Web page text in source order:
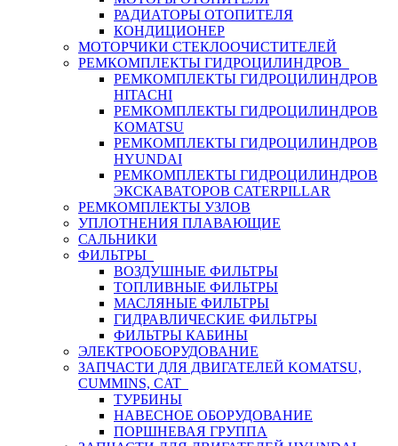
РАДИАТОРЫ ОТОПИТЕЛЯ
КОНДИЦИОНЕР
МОТОРЧИКИ СТЕКЛООЧИСТИТЕЛЕЙ
РЕМКОМПЛЕКТЫ ГИДРОЦИЛИНДРОВ
РЕМКОМПЛЕКТЫ ГИДРОЦИЛИНДРОВ
HITACHI
РЕМКОМПЛЕКТЫ ГИДРОЦИЛИНДРОВ
KOMATSU
РЕМКОМПЛЕКТЫ ГИДРОЦИЛИНДРОВ
HYUNDAI
РЕМКОМПЛЕКТЫ ГИДРОЦИЛИНДРОВ
ЭКСКАВАТОРОВ CATERPILLAR
РЕМКОМПЛЕКТЫ УЗЛОВ
УПЛОТНЕНИЯ ПЛАВАЮЩИЕ
САЛЬНИКИ
ФИЛЬТРЫ
ВОЗДУШНЫЕ ФИЛЬТРЫ
ТОПЛИВНЫЕ ФИЛЬТРЫ
МАСЛЯНЫЕ ФИЛЬТРЫ
ГИДРАВЛИЧЕСКИЕ ФИЛЬТРЫ
ФИЛЬТРЫ КАБИНЫ
ЭЛЕКТРООБОРУДОВАНИЕ
ЗАПЧАСТИ ДЛЯ ДВИГАТЕЛЕЙ KOMATSU,
CUMMINS, CAT
ТУРБИНЫ
НАВЕСНОЕ ОБОРУДОВАНИЕ
ПОРШНЕВАЯ ГРУППА